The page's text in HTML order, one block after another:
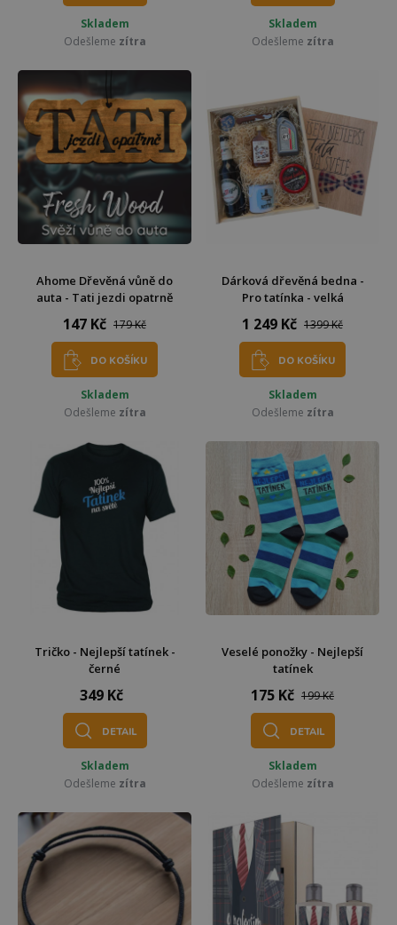
Skladem
Odešleme zítra
Skladem
Odešleme zítra
Ahome Dřevěná vůně do
auta - Tati jezdi opatrně
147 Kč 179 Kč
DO KOŠÍKU
Skladem
Odešleme zítra
Dárková dřevěná bedna -
Pro tatínka - velká
1 249 Kč 1399 Kč
DO KOŠÍKU
Skladem
Odešleme zítra
Tričko - Nejlepší tatínek -
černé
349 Kč
DETAIL
Skladem
Odešleme zítra
Veselé ponožky - Nejlepší
tatínek
175 Kč 199 Kč
DETAIL
Skladem
Odešleme zítra